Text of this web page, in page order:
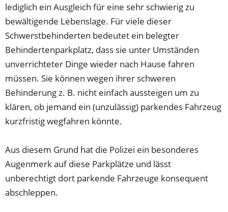
lediglich ein Ausgleich für eine sehr schwierig zu
bewältigende Lebenslage. Für viele dieser
Schwerstbehinderten bedeutet ein belegter
Behindertenparkplatz, dass sie unter Umständen
unverrichteter Dinge wieder nach Hause fahren
müssen. Sie können wegen ihrer schweren
Behinderung z. B. nicht einfach aussteigen um zu
klären, ob jemand ein (unzulässig) parkendes Fahrzeug
kurzfristig wegfahren könnte.
Aus diesem Grund hat die Polizei ein besonderes
Augenmerk auf diese Parkplätze und lässt
unberechtigt dort parkende Fahrzeuge konsequent
abschleppen.